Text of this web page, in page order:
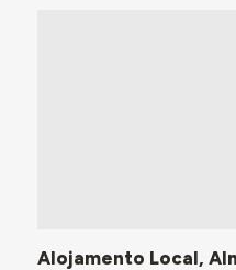
Alojamento Local,